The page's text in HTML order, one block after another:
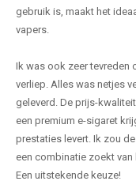
gebruik is, maakt het
vapers.
Ik was ook zeer tevreden
verliep. Alles was netjes
geleverd. De prijs-
een premium e-sigaret
prestaties levert. Ik zou
een combinatie zoekt
Een uitstekende keuze!